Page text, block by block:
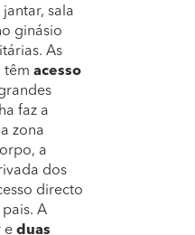
sala
ginásio
As
têmacesso
faz a
zona
a
dos
directo
A
e duas